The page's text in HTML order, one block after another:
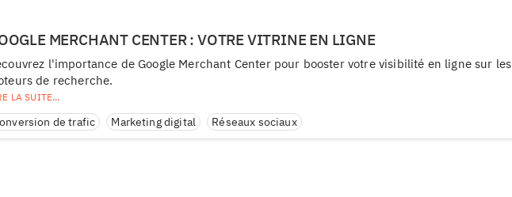
MERCHANT CENTER : VOTRE VITRINE EN LIGNE
l'importance de Google Merchant Center pour booster votre visibilité en ligne sur les
de recherche.
de trafic Marketing digital Réseaux sociaux